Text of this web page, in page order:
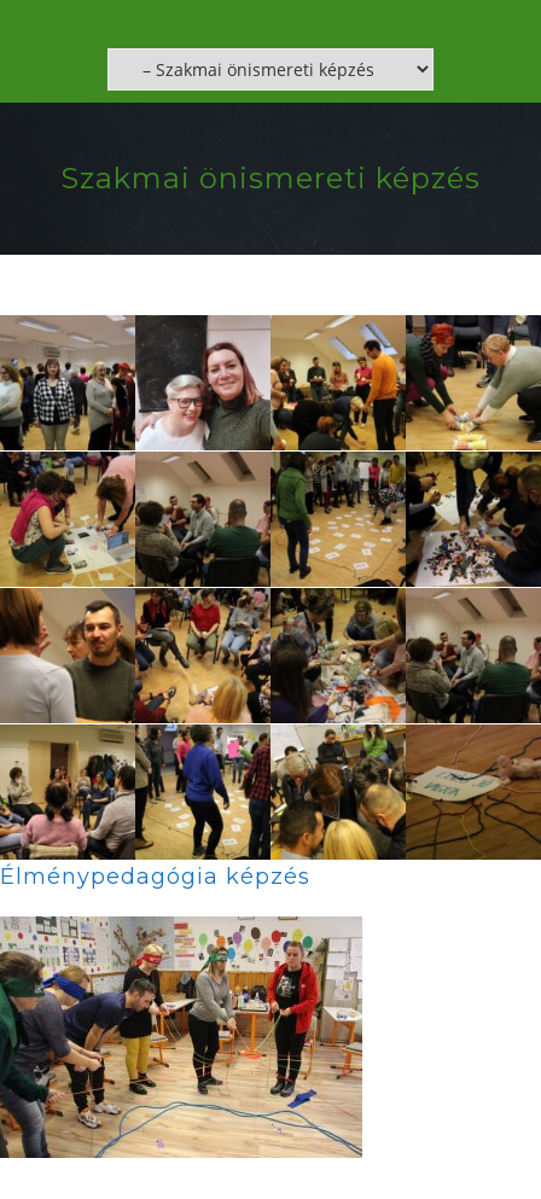
Szakmai önismereti képzés
Élménypedagógia képzés